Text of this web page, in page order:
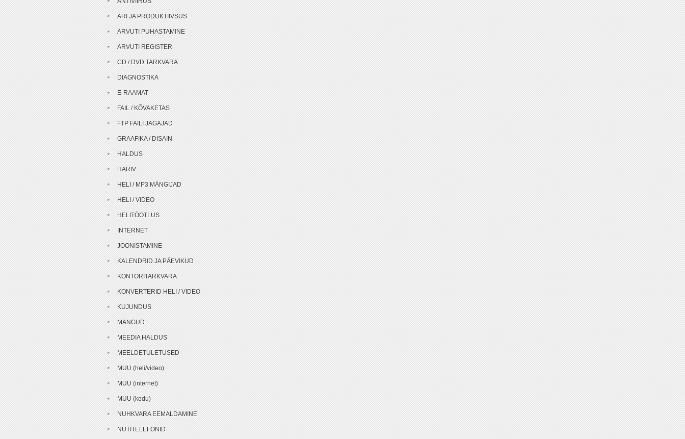
ÄRI JA PRODUKTIIVSUS
ARVUTI PUHASTAMINE
ARVUTI REGISTER
CD / DVD TARKVARA
DIAGNOSTIKA
E-RAAMAT
FAIL / KÕVAKETAS
FTP FAILI JAGAJAD
GRAAFIKA / DISAIN
HALDUS
HARIV
HELI / MP3 MÄNGIJAD
HELI / VIDEO
HELITÖÖTLUS
INTERNET
JOONISTAMINE
KALENDRID JA PÄEVIKUD
KONTORITARKVARA
KONVERTERID HELI / VIDEO
KUJUNDUS
MÄNGUD
MEEDIA HALDUS
MEELDETULETUSED
MUU (heli/video)
MUU (internet)
MUU (kodu)
NUHKVARA EEMALDAMINE
NUTITELEFONID